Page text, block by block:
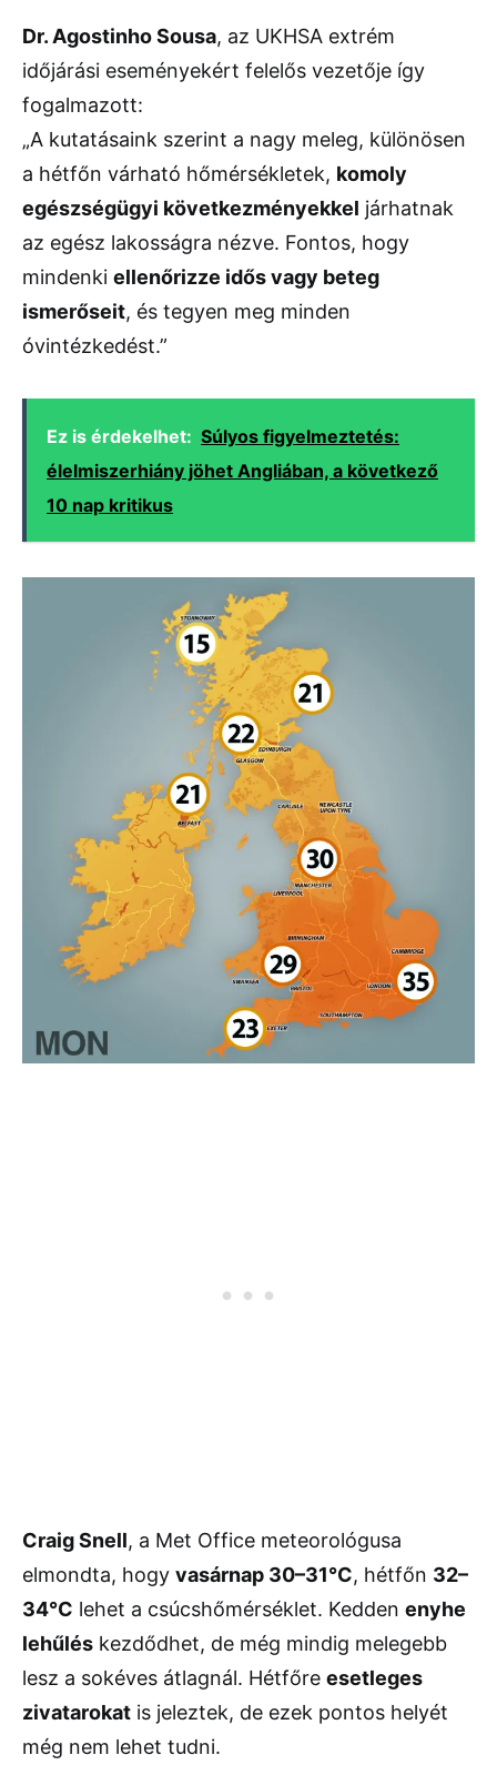
Dr. Agostinho Sousa, az UKHSA extrém
időjárási eseményekért felelős vezetője így
fogalmazott:
„A kutatásaink szerint a nagy meleg, különösen
a hétfőn várható hőmérsékletek, komoly
egészségügyi következményekkel járhatnak
az egész lakosságra nézve. Fontos, hogy
mindenki ellenőrizze idős vagy beteg
ismerőseit, és tegyen meg minden
óvintézkedést.”
Ez is érdekelhet: Súlyos figyelmeztetés:
élelmiszerhiány jöhet Angliában, a következő
10 nap kritikus
Craig Snell, a Met Office meteorológusa
elmondta, hogy vasárnap 30–31°C, hétfőn 32–
34°C lehet a csúcshőmérséklet. Kedden enyhe
lehűlés kezdődhet, de még mindig melegebb
lesz a sokéves átlagnál. Hétfőre esetleges
zivatarokat is jeleztek, de ezek pontos helyét
még nem lehet tudni.